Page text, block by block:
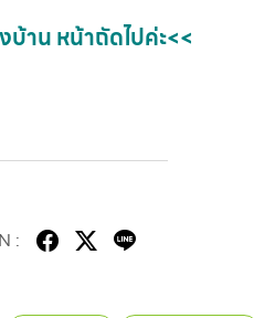
าน หน้าถัดไปค่ะ<<
: